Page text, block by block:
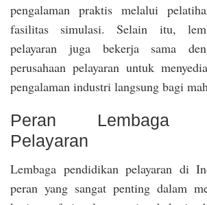
pengalaman praktis melalui
fasilitas simulasi. Selain itu,
pelayaran juga bekerja sama
perusahaan pelayaran untuk
pengalaman industri langsung bagi
Peran Lembaga
Pelayaran
Lembaga pendidikan pelayaran di
peran yang sangat penting dalam